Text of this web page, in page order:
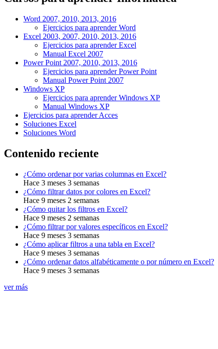
Word 2007, 2010, 2013, 2016
Ejercicios para aprender Word
Excel 2003, 2007, 2010, 2013, 2016
Ejercicios para aprender Excel
Manual Excel 2007
Power Point 2007, 2010, 2013, 2016
Ejercicios para aprender Power Point
Manual Power Point 2007
Windows XP
Ejercicios para aprender Windows XP
Manual Windows XP
Ejercicios para aprender Acces
Soluciones Excel
Soluciones Word
Contenido reciente
¿Cómo ordenar por varias columnas en Excel?
Hace 3 meses 3 semanas
¿Cómo filtrar datos por colores en Excel?
Hace 9 meses 2 semanas
¿Cómo quitar los filtros en Excel?
Hace 9 meses 2 semanas
¿Cómo filtrar por valores específicos en Excel?
Hace 9 meses 3 semanas
¿Cómo aplicar filtros a una tabla en Excel?
Hace 9 meses 3 semanas
¿Cómo ordenar datos alfabéticamente o por número en Excel?
Hace 9 meses 3 semanas
ver más